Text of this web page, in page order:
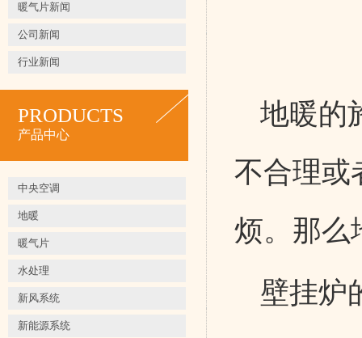
暖气片新闻
公司新闻
行业新闻
PRODUCTS
产品中心
中央空调
地暖
暖气片
水处理
新风系统
新能源系统
地暖的
不合理或
烦。那么
壁挂炉